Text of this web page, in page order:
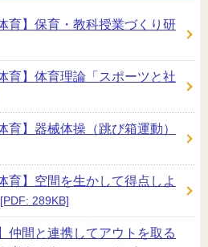
育】保育・教科授業づくり研
育】体育理論「スポーツと社
育】器械体操（跳び箱運動）
育】空間を生かして得点しよ
[PDF: 289KB]
仲間と連携してアウトを取る